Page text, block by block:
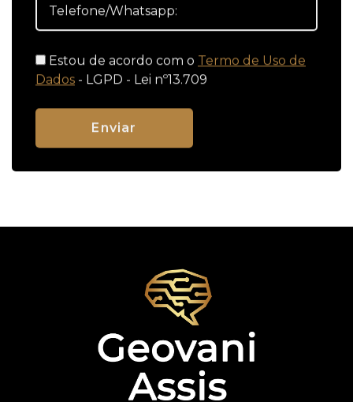
Estou de acordo com o Termo de Uso de
Dados - LGPD - Lei nº13.709